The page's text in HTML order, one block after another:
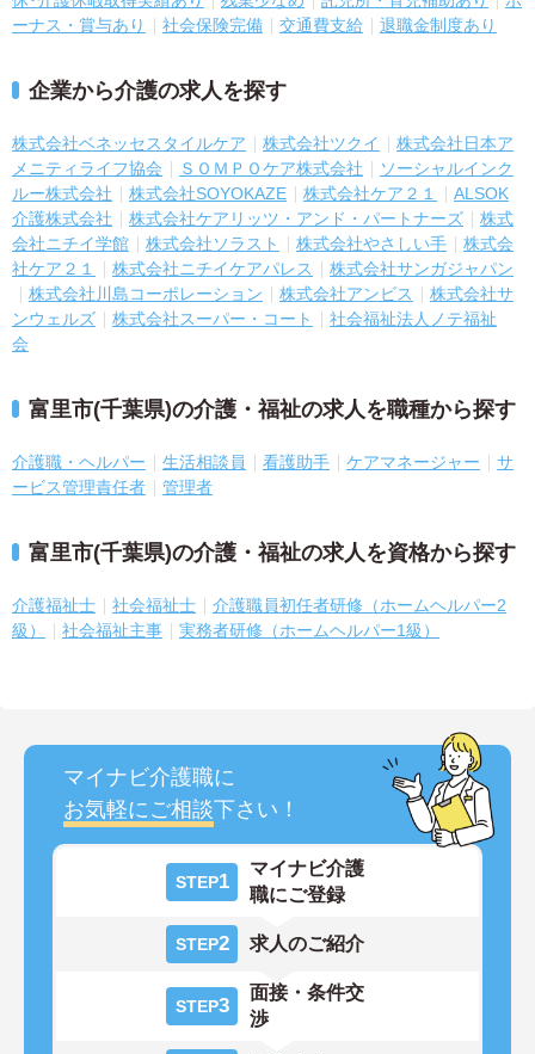
ーナス・賞与あり
社会保険完備 交通費支給 退職金制度あり
企業から介護の求人を探す
株式会社ベネッセスタイルケア 株式会社ツクイ
株式会社日本ア
メニティライフ協会
ＳＯＭＰＯケア株式会社
ソーシャルインク
ルー株式会社
株式会社SOYOKAZE 株式会社ケア２１
ALSOK
介護株式会社
株式会社ケアリッツ・アンド・パートナーズ
株式
会社ニチイ学館
株式会社ソラスト 株式会社やさしい手
株式会
社ケア２１
株式会社ニチイケアパレス
株式会社サンガジャパン
株式会社川島コーポレーション
株式会社アンビス
株式会社サ
ンウェルズ
株式会社スーパー・コート
社会福祉法人ノテ福祉
会
富里市(千葉県)の介護・福祉の求人を職種から探す
介護職・ヘルパー 生活相談員 看護助手 ケアマネージャー
サ
ービス管理責任者
管理者
富里市(千葉県)の介護・福祉の求人を資格から探す
介護福祉士 社会福祉士
介護職員初任者研修（ホームヘルパー2
級）
社会福祉主事 実務者研修（ホームヘルパー1級）
マイナビ介護職に
お気軽にご相談下さい！
STEP1
マイナビ介護
職にご登録
STEP2 求人のご紹介
STEP3
面接・条件交
渉